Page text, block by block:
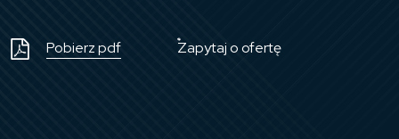
Pobierz pdf Zapytaj o ofertę